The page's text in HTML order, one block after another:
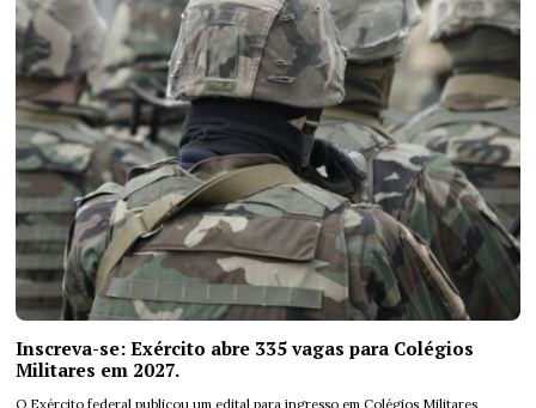
Inscreva-se: Exército abre 335 vagas para Colégios
Militares em 2027.
O Exército federal publicou um edital para ingresso em Colégios Militares